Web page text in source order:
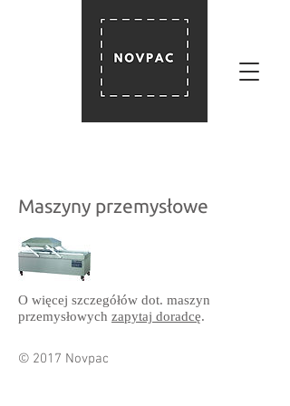
Maszyny przemysłowe
O więcej szczegółów dot. maszyn
przemysłowych zapytaj doradcę.
© 2017 Novpac